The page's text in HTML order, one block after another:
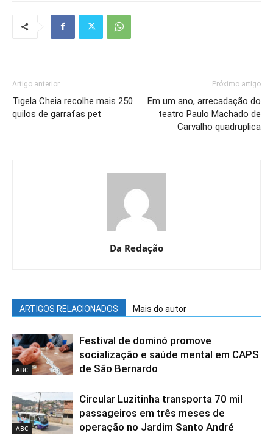
Artigo anterior
Tigela Cheia recolhe mais 250
quilos de garrafas pet
Próximo artigo
Em um ano, arrecadação do
teatro Paulo Machado de
Carvalho quadruplica
Da Redação
ARTIGOS RELACIONADOS Mais do autor
ABC
Festival de dominó promove
socialização e saúde mental em CAPS
de São Bernardo
ABC
Circular Luzitinha transporta 70 mil
passageiros em três meses de
operação no Jardim Santo André